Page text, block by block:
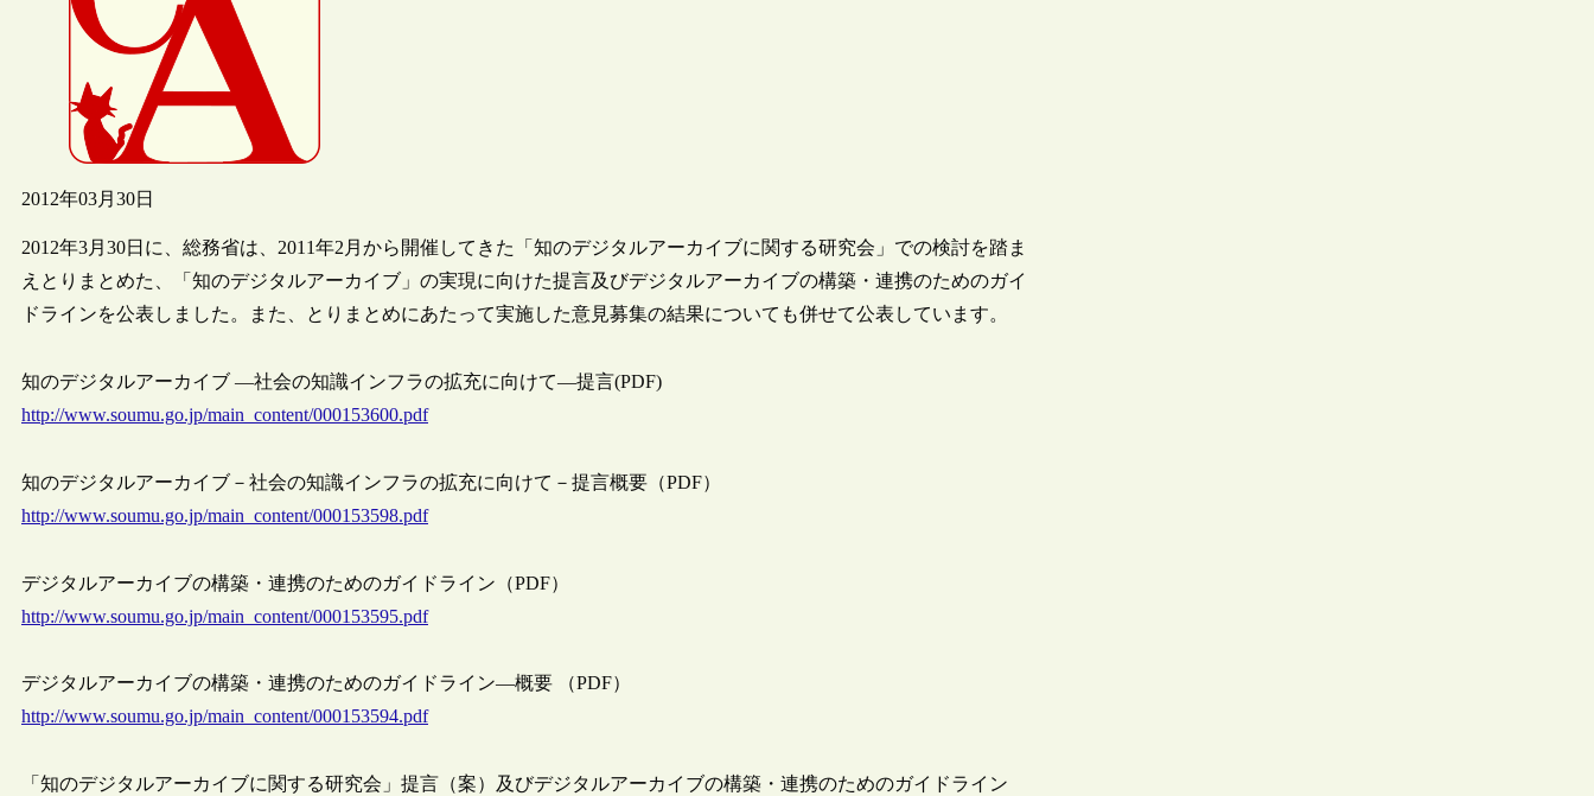
2012年03月30日
2012年3月30日に、総務省は、2011年2月から開催してきた「知のデジタルアーカイブに関する研究会」での検討を踏ま
えとりまとめた、「知のデジタルアーカイブ」の実現に向けた提言及びデジタルアーカイブの構築・連携のためのガイ
ドラインを公表しました。また、とりまとめにあたって実施した意見募集の結果についても併せて公表しています。
知のデジタルアーカイブ ―社会の知識インフラの拡充に向けて―提言(PDF)
http://www.soumu.go.jp/main_content/000153600.pdf
知のデジタルアーカイブ－社会の知識インフラの拡充に向けて－提言概要（PDF）
http://www.soumu.go.jp/main_content/000153598.pdf
デジタルアーカイブの構築・連携のためのガイドライン（PDF）
http://www.soumu.go.jp/main_content/000153595.pdf
デジタルアーカイブの構築・連携のためのガイドライン―概要 （PDF）
http://www.soumu.go.jp/main_content/000153594.pdf
「知のデジタルアーカイブに関する研究会」提言（案）及びデジタルアーカイブの構築・連携のためのガイドライン